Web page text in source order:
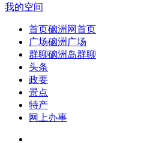
我的空间
首页硇洲网首页
广场硇洲广场
群聊硇洲岛群聊
头条
政要
景点
特产
网上办事